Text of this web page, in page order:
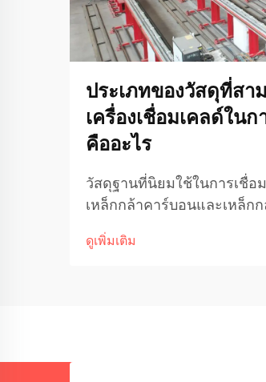
ประเภทของวัสดุที่สา
เครื่องเชื่อมเคลด์ในก
คืออะไร
วัสดุฐานที่นิยมใช้ในการเชื่อ
เหล็กกล้าคาร์บอนและเหล็ก
ความนิยมในการเชื่อมแบบค
ดูเพิ่มเติม